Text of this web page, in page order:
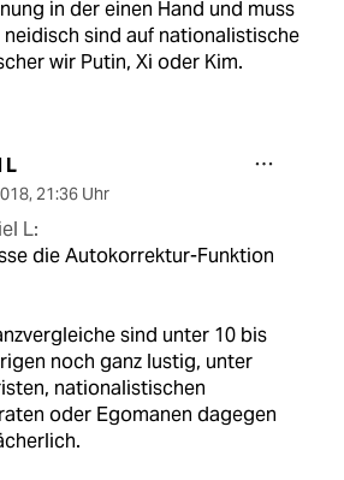
in der einen Hand und muss
sind auf nationalistische
wir Putin, Xi oder Kim.
L
, 21:36 Uhr
L:
die Autokorrektur-Funktion
sind unter 10 bis
noch ganz lustig, unter
nationalistischen
oder Egomanen dagegen